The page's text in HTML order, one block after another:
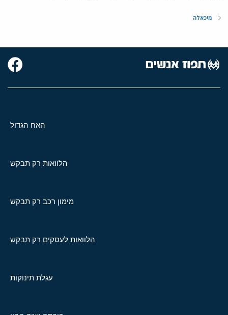
מיכאלה
האח הגדול
הלוואות רק תבקש
מימון רכב רק תבקש
הלוואות לעסקים רק תבקש
עגלת תינוקות